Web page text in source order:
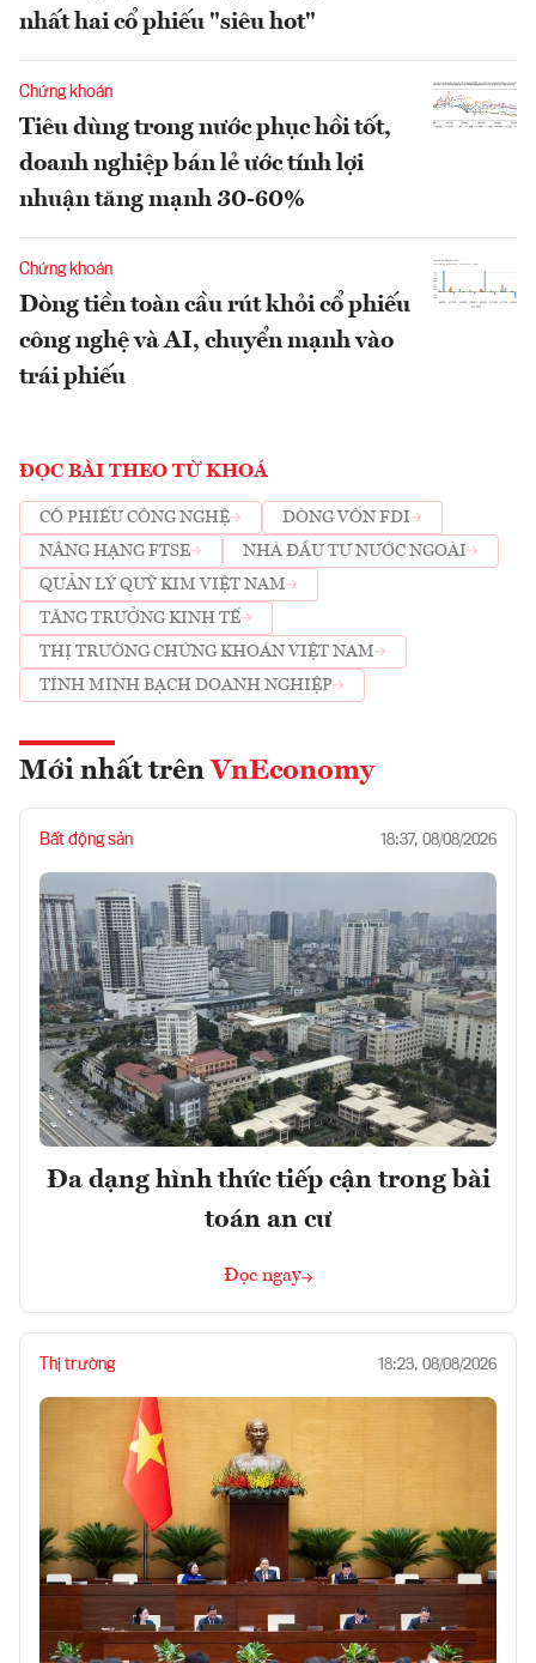
nhất hai cổ phiếu "siêu hot"
Chứng khoán
Tiêu dùng trong nước phục hồi tốt,
doanh nghiệp bán lẻ ước tính lợi
nhuận tăng mạnh 30-60%
Chứng khoán
Dòng tiền toàn cầu rút khỏi cổ phiếu
công nghệ và AI, chuyển mạnh vào
trái phiếu
ĐỌC BÀI THEO TỪ KHOÁ
CỔ PHIẾU CÔNG NGHỆ
DÒNG VỐN FDI
NÂNG HẠNG FTSE
NHÀ ĐẦU TƯ NƯỚC NGOÀI
QUẢN LÝ QUỸ KIM VIỆT NAM
TĂNG TRƯỞNG KINH TẾ
THỊ TRƯỜNG CHỨNG KHOÁN VIỆT NAM
TÍNH MINH BẠCH DOANH NGHIỆP
Mới nhất trên VnEconomy
Bất động sản 18:37, 08/08/2026
Đa dạng hình thức tiếp cận trong bài
toán an cư
Đọc ngay
Thị trường 18:23, 08/08/2026